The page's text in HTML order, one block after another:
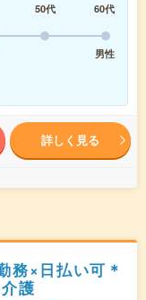
50代
60代
男性
詳しく見る
務×日払い可＊
護